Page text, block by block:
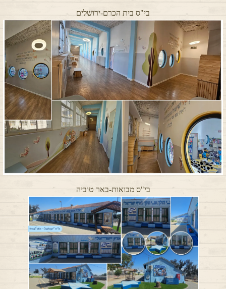
בי"ס בית הכרם-ירושלים
בי"ס מבואות-באר טוביה